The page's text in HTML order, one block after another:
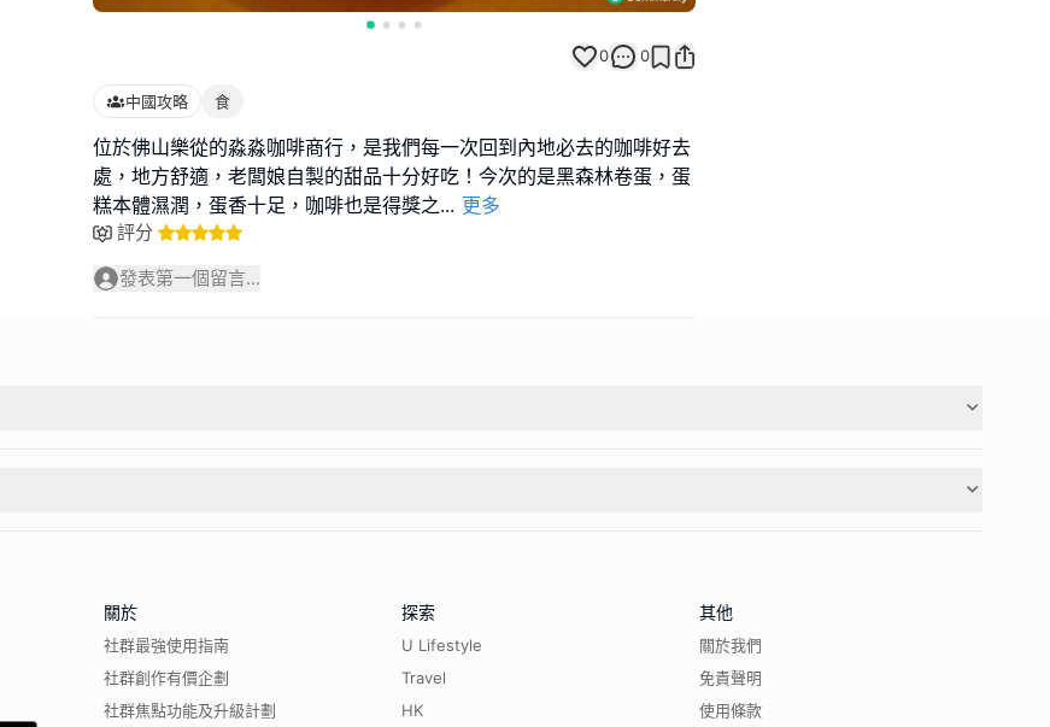
0 0
中國攻略 食
位於佛山樂從的淼淼咖啡商行，是我們每一次回到內地必去的咖啡好去
處，地方舒適，老闆娘自製的甜品十分好吃！今次的是黑森林卷蛋，蛋
糕本體濕潤，蛋香十足，咖啡也是得獎之... 更多
評分
發表第一個留言...
關於
社群最強使用指南
社群創作有價企劃
社群焦點功能及升級計劃
探索
U Lifestyle
Travel
HK
其他
關於我們
免責聲明
使用條款